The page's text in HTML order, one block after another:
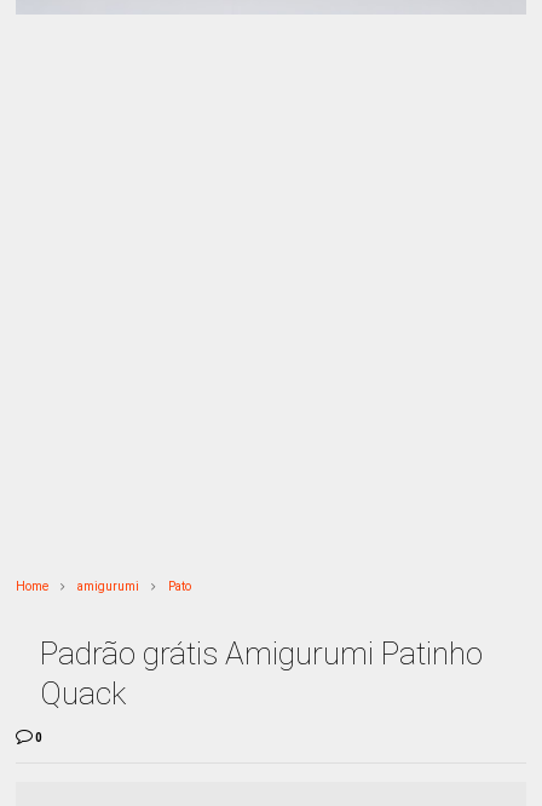
Home amigurumi Pato
Padrão grátis Amigurumi Patinho
Quack
0